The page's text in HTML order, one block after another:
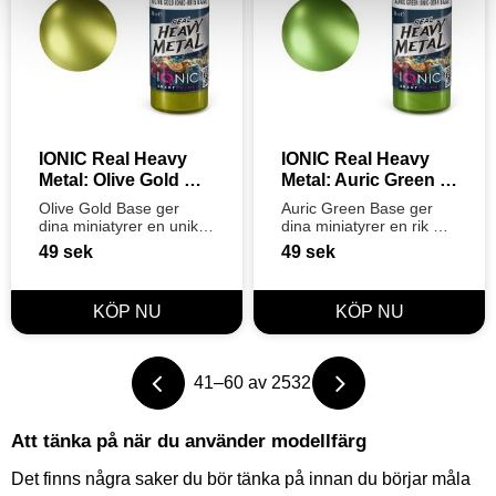
IONIC Real Heavy
Metal: Olive Gold
Base (20ml)
Olive Gold Base ger
dina miniatyrer en unik,
jordnära olivgrön
guldton. En
basfärg från Ionics 3-
stegssystem för perfekt
täckning.
49 sek
IONIC Real Heavy
Metal: Auric Green
Base (20ml)
Auric Green Base ger
dina miniatyrer en rik
och ädel grön ton. En
högpigmenterad
stegssystem för perfekt
täckning.
49 sek
41–60 av 2532
Att tänka på när du använder modellfärg
Det finns några saker du bör tänka på innan du börjar måla